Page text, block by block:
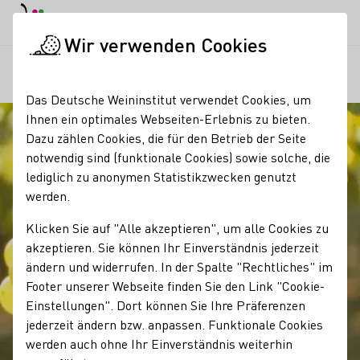
Wir verwenden Cookies
Das Deutsche Weininstitut verwendet Cookies, um
Ihnen ein optimales Webseiten-Erlebnis zu bieten.
Dazu zählen Cookies, die für den Betrieb der Seite
notwendig sind (funktionale Cookies) sowie solche, die
lediglich zu anonymen Statistikzwecken genutzt
werden.
Klicken Sie auf "Alle akzeptieren", um alle Cookies zu
akzeptieren. Sie können Ihr Einverständnis jederzeit
ändern und widerrufen. In der Spalte "Rechtliches" im
Footer unserer Webseite finden Sie den Link "Cookie-
Einstellungen". Dort können Sie Ihre Präferenzen
jederzeit ändern bzw. anpassen. Funktionale Cookies
werden auch ohne Ihr Einverständnis weiterhin